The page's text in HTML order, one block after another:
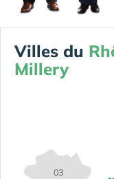
Villes du
Millery
03